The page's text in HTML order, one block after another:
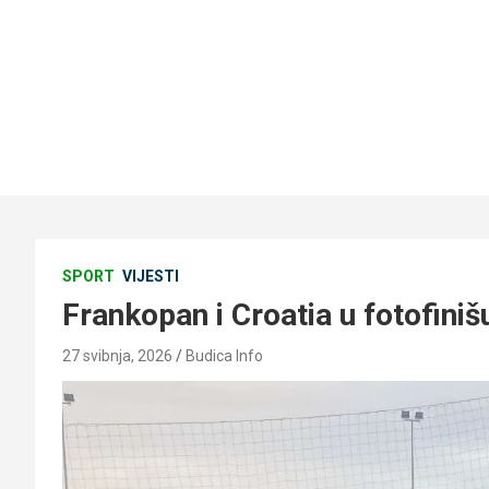
SPORT VIJESTI
Frankopan i Croatia u
27 svibnja, 2026 Budica Info